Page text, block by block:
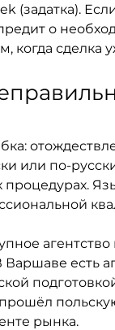
(задатка).
о
когда сделка
или по-
процедурах.
есть
рынка.